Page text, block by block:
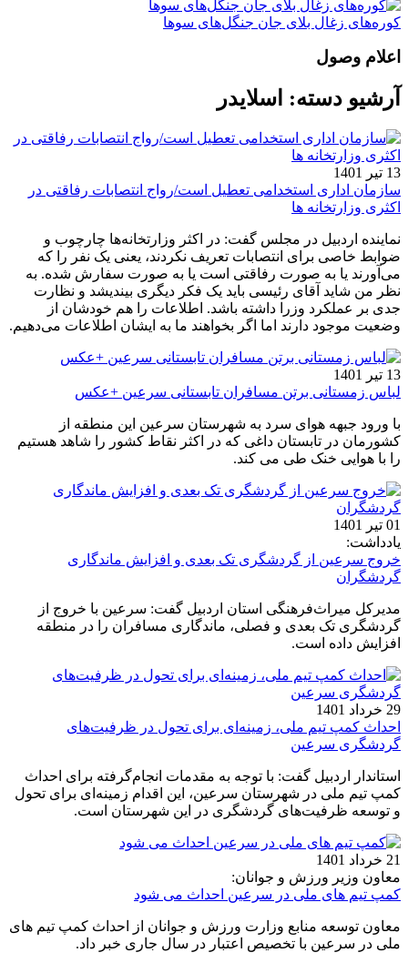
کوره‌های زغال بلای جان جنگل‌های سوها
اعلام وصول
آرشیو دسته: اسلایدر
13 تیر 1401
سازمان اداری استخدامی تعطیل است/رواج انتصابات رفاقتی در
اکثری وزارتخانه ها
نماینده اردبیل در مجلس گفت: در اکثر وزارتخانه‌ها چارچوب و
ضوابط خاصی برای انتصابات تعریف نکردند، یعنی یک نفر را که
می‌آورند یا به صورت رفاقتی است یا به صورت سفارش شده. به
نظر من شاید آقای رئیسی باید یک فکر دیگری بیندیشد و نظارت
جدی بر عملکرد وزرا داشته باشد. اطلاعات را هم خودشان از
وضعیت موجود دارند اما اگر بخواهند ما به ایشان اطلاعات می‌دهیم.
13 تیر 1401
لباس زمستانی برتن مسافران تابستانی سرعین +عکس
با ورود جبهه هوای سرد به شهرستان سرعین این منطقه از
کشورمان در تابستان داغی که در اکثر نقاط کشور را شاهد هستیم
را با هوایی خنک طی می کند.
01 تیر 1401
یادداشت:
خروج سرعین از گردشگری تک بعدی و افزایش ماندگاری
گردشگران
مدیرکل میراث‌فرهنگی استان اردبیل گفت: سرعین با خروج از
گردشگری تک بعدی و فصلی، ماندگاری مسافران را در منطقه
افزایش داده است.
29 خرداد 1401
احداث کمپ تیم ملی، زمینه‌ای برای تحول در ظرفیت‌های
گردشگری سرعین
استاندار اردبیل گفت: با توجه به مقدمات انجام‌گرفته برای احداث
کمپ تیم ملی در شهرستان سرعین، این اقدام زمینه‌ای برای تحول
و توسعه ظرفیت‌های گردشگری در این شهرستان است.
21 خرداد 1401
معاون وزیر ورزش و جوانان:
کمپ تیم های ملی در سرعین احداث می شود
معاون توسعه منابع وزارت ورزش و جوانان از احداث کمپ تیم های
ملی در سرعین با تخصیص اعتبار در سال جاری خبر داد.